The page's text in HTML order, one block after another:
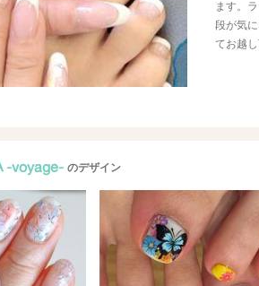
ます。
段が気
てお越
-voyage- のデザイン